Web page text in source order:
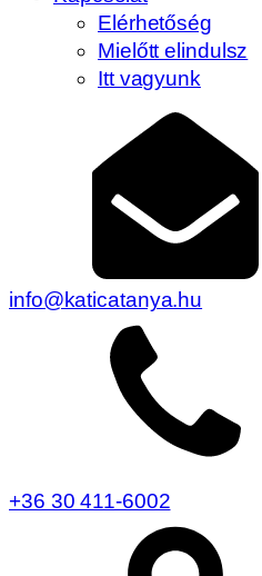
Elérhetőség
Mielőtt elindulsz
Itt vagyunk
info@katicatanya.hu
+36 30 411-6002